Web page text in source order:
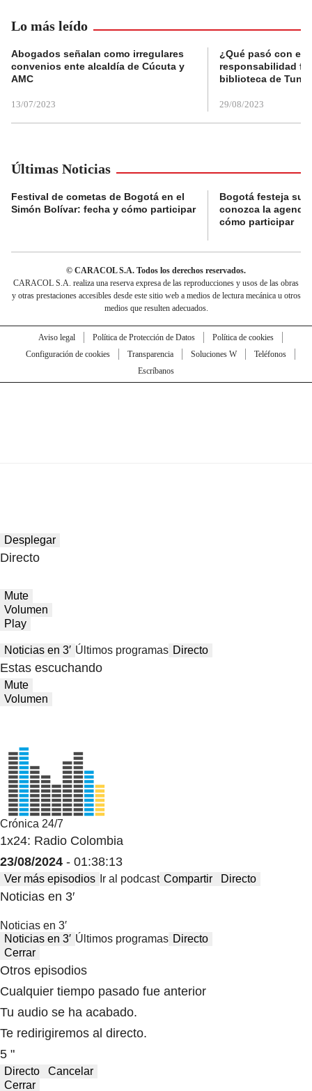
Lo más leído
Abogados señalan como irregulares
convenios ente alcaldía de Cúcuta y
AMC
13/07/2023
¿Qué pasó con el
responsabilidad
biblioteca de
29/08/2023
Últimas Noticias
Festival de cometas de Bogotá en el
Simón Bolívar: fecha y cómo participar
Bogotá festeja su
conozca la
cómo participar
© CARACOL S.A. Todos los derechos reservados.
CARACOL S.A. realiza una reserva expresa de las reproducciones y usos de las obras
y otras prestaciones accesibles desde este sitio web a medios de lectura mecánica u otros
medios que resulten adecuados.
Aviso legal Política de Protección de Datos
Política de cookies
Configuración de cookies
Transparencia Soluciones W
Teléfonos
Escríbanos
Desplegar
Directo
Mute
Volumen
Play
Noticias en 3′ Últimos programas Directo
Estas escuchando
Mute
Volumen
Crónica 24/7
1x24: Radio Colombia
23/08/2024 - 01:38:13
Ver más episodios Ir al podcast Compartir Directo
Noticias en 3′
Noticias en 3′
Noticias en 3′ Últimos programas Directo
Cerrar
Otros episodios
Cualquier tiempo pasado fue anterior
Tu audio se ha acabado.
Te redirigiremos al directo.
5 "
Directo
Cancelar
Cerrar